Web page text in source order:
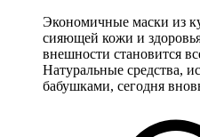
Экономичные маски из
сияющей кожи и
внешности становится
Натуральные средства,
бабушками, сегодня